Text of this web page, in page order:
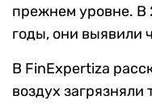
прежнем уровне. В
годы, они выявили
В FinExpertiza
воздух